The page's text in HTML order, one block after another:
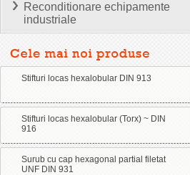
Reconditionare echipamente
industriale
Stifturi locas hexalobular DIN 913
Stifturi locas hexalobular (Torx) ~ DIN
916
Surub cu cap hexagonal partial filetat
UNF DIN 931